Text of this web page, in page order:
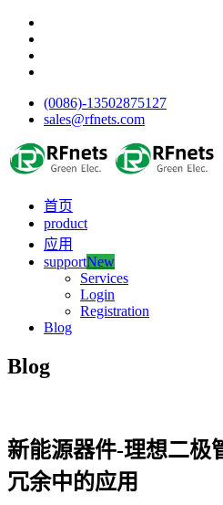
(0086)-13502875127
sales@rfnets.com
首页
product
应用
supportNew
Services
Login
Registration
Blog
Blog
新能源器件-理想二极
冗余中的应用